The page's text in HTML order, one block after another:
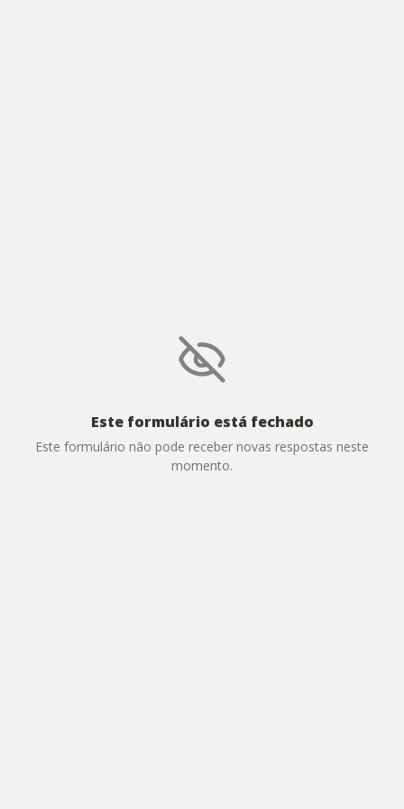
Este formulário está fechado
Este formulário não pode receber novas respostas neste
momento.